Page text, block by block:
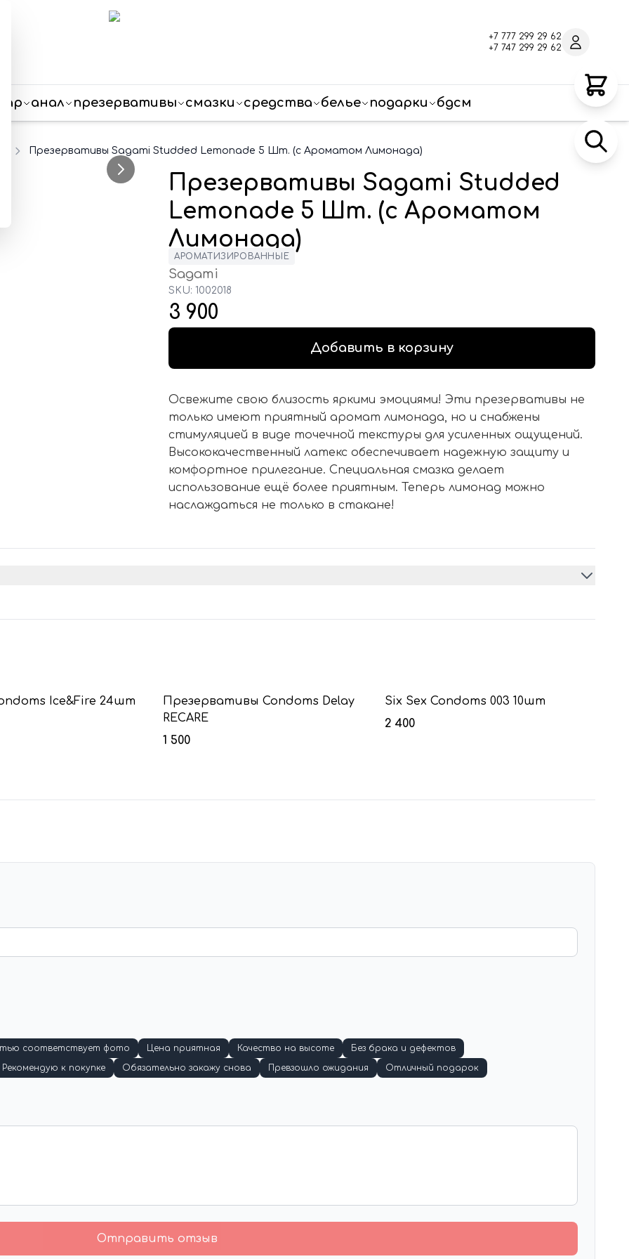
+7 777 299 29 62
+7 747 299 29 62
анал презервативы смазки средства белье подарки бдсм
Презервативы Sagami Studded Lemonade 5 Шт. (с Ароматом Лимонада)
Презервативы Sagami Studded
Lemonade 5 Шт. (с Ароматом
Лимонада)
АРОМАТИЗИРОВАННЫЕ
Sagami
SKU: 1002018
3 900
Добавить в корзину
Освежите свою близость яркими эмоциями! Эти презервативы не
только имеют приятный аромат лимонада, но и снабжены
стимуляцией в виде точечной текстуры для усиленных ощущений.
Высококачественный латекс обеспечивает надежную защиту и
комфортное прилегание. Специальная смазка делает
использование ещё более приятным. Теперь лимонад можно
наслаждаться не только в стакане!
Ice&Fire 24шт
Презервативы Condoms Delay
RECARE
1 500
Six Sex Condoms 003 10шт
2 400
соответствует фото Цена приятная Качество на высоте
Без брака и дефектов
Рекомендую к покупке Обязательно закажу снова Превзошло ожидания
Отличный подарок
Отправить отзыв